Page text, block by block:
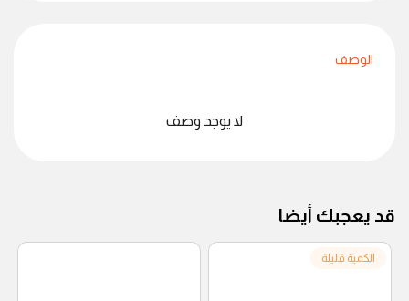
الوصف
لا يوجد وصف
قد يعجبك أيضا
الكمية قليلة